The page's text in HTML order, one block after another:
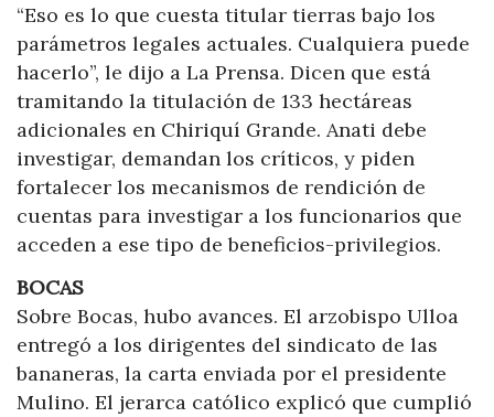
“Eso es lo que cuesta titular tierras bajo los
parámetros legales actuales. Cualquiera puede
hacerlo”, le dijo a La Prensa. Dicen que está
tramitando la titulación de 133 hectáreas
adicionales en Chiriquí Grande. Anati debe
investigar, demandan los críticos, y piden
fortalecer los mecanismos de rendición de
cuentas para investigar a los funcionarios que
acceden a ese tipo de beneficios-privilegios.
BOCAS
Sobre Bocas, hubo avances. El arzobispo Ulloa
entregó a los dirigentes del sindicato de las
bananeras, la carta enviada por el presidente
Mulino. El jerarca católico explicó que cumplió